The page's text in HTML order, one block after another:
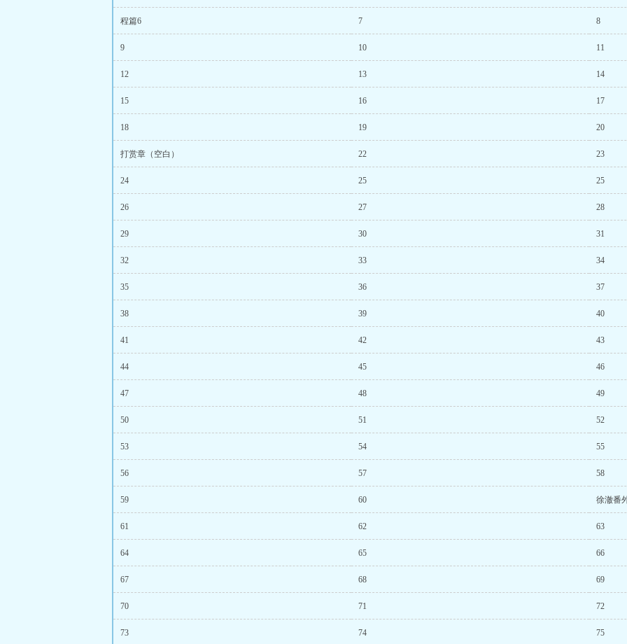
程篇6 7 8
9 10 11
12 13 14
15 16 17
18 19 20
打赏章（空白） 22 23
24 25 25
26 27 28
29 30 31
32 33 34
35 36 37
38 39 40
41 42 43
44 45 46
47 48 49
50 51 52
53 54 55
56 57 58
59 60 徐澈番
61 62 63
64 65 66
67 68 69
70 71 72
73 74 75